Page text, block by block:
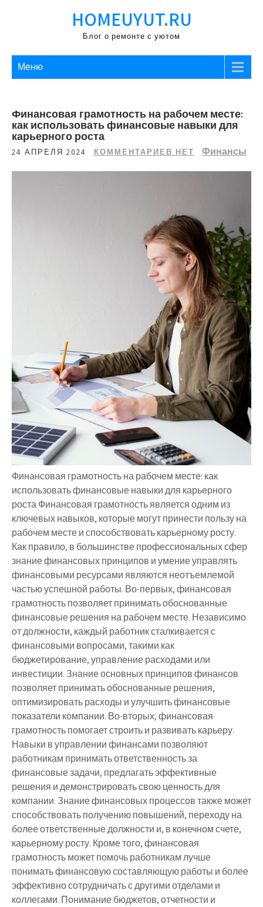
HOMEUYUT.RU
Блог о ремонте с уютом
Меню
Финансовая грамотность на рабочем месте:
как использовать финансовые навыки для
карьерного роста
24 АПРЕЛЯ 2024 КОММЕНТАРИЕВ НЕТ Финансы
Финансовая грамотность на рабочем месте: как
использовать финансовые навыки для карьерного
роста Финансовая грамотность является одним из
ключевых навыков, которые могут принести пользу на
рабочем месте и способствовать карьерному росту.
Как правило, в большинстве профессиональных сфер
знание финансовых принципов и умение управлять
финансовыми ресурсами являются неотъемлемой
частью успешной работы. Во-первых, финансовая
грамотность позволяет принимать обоснованные
финансовые решения на рабочем месте. Независимо
от должности, каждый работник сталкивается с
финансовыми вопросами, такими как
бюджетирование, управление расходами или
инвестиции. Знание основных принципов финансов
позволяет принимать обоснованные решения,
оптимизировать расходы и улучшить финансовые
показатели компании. Во-вторых, финансовая
грамотность помогает строить и развивать карьеру.
Навыки в управлении финансами позволяют
работникам принимать ответственность за
финансовые задачи, предлагать эффективные
решения и демонстрировать свою ценность для
компании. Знание финансовых процессов также может
способствовать получению повышений, переходу на
более ответственные должности и, в конечном счете,
карьерному росту. Кроме того, финансовая
грамотность может помочь работникам лучше
понимать финансовую составляющую работы и более
эффективно сотрудничать с другими отделами и
коллегами. Понимание бюджетов, отчетности и